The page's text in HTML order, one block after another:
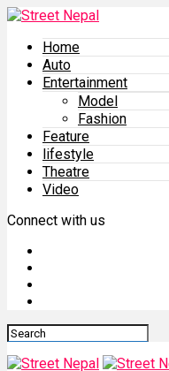
Home
Auto
Entertainment
Model
Fashion
Feature
lifestyle
Theatre
Video
Connect with us